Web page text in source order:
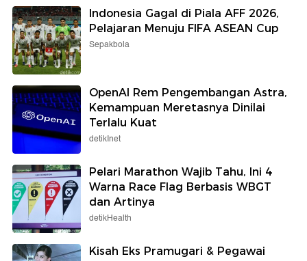
Indonesia Gagal di Piala AFF 2026,
Pelajaran Menuju FIFA ASEAN Cup
Sepakbola
OpenAI Rem Pengembangan Astra,
Kemampuan Meretasnya Dinilai
Terlalu Kuat
detikInet
Pelari Marathon Wajib Tahu, Ini 4
Warna Race Flag Berbasis WBGT
dan Artinya
detikHealth
Kisah Eks Pramugari & Pegawai